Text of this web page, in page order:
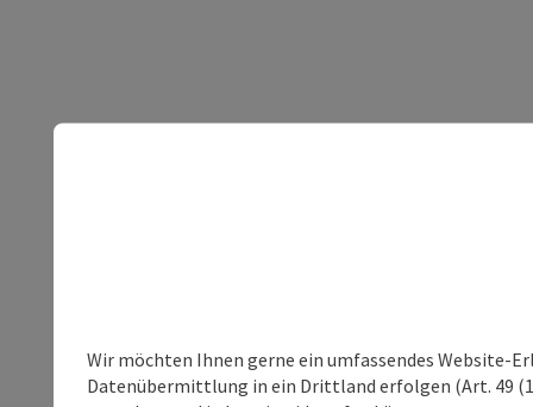
Wir möchten Ihnen gerne ein umfassendes Website-
Datenübermittlung in ein Drittland erfolgen (Art. 49